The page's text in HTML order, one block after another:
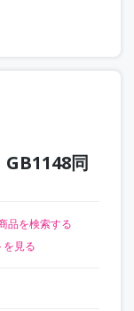
同
品を検索する
を見る